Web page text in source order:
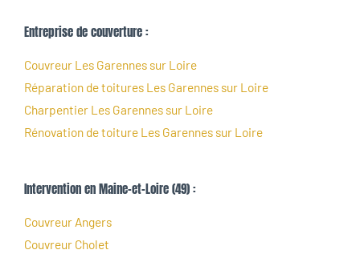
Entreprise de couverture :
Couvreur Les Garennes sur Loire
Réparation de toitures Les Garennes sur Loire
Charpentier Les Garennes sur Loire
Rénovation de toiture Les Garennes sur Loire
Intervention en Maine-et-Loire (49) :
Couvreur Angers
Couvreur Cholet